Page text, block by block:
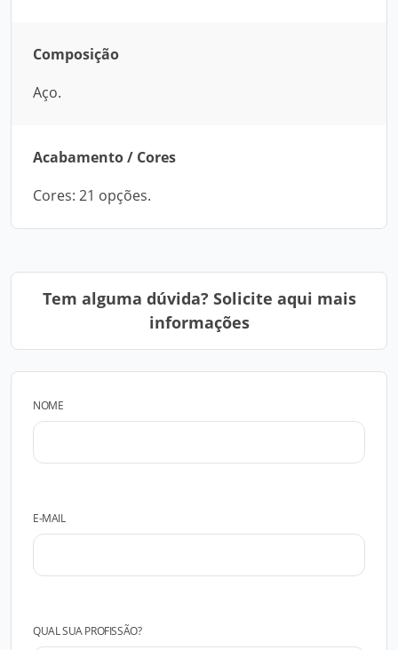
Composição
Aço.
Acabamento / Cores
Cores: 21 opções.
Tem alguma dúvida? Solicite aqui mais
informações
NOME
E-MAIL
QUAL SUA PROFISSÃO?